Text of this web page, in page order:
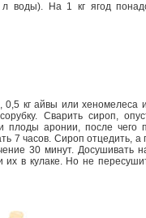
воды). На 1 кг ягод
0,5 кг айвы или хеномелеса
Сварить сироп,
плоды аронии, после
7 часов. Сироп отцедить,
30 минут. Досушивать
в кулаке. Но не